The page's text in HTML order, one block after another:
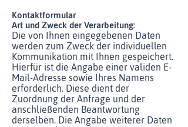
Kontaktformular
Art und Zweck der Verarbeitung:
Die von Ihnen eingegebenen Daten
werden zum Zweck der individuellen
Kommunikation mit Ihnen gespeichert.
Hierfür ist die Angabe einer validen E-
Mail-Adresse sowie Ihres Namens
erforderlich. Diese dient der
Zuordnung der Anfrage und der
anschließenden Beantwortung
derselben. Die Angabe weiterer Daten